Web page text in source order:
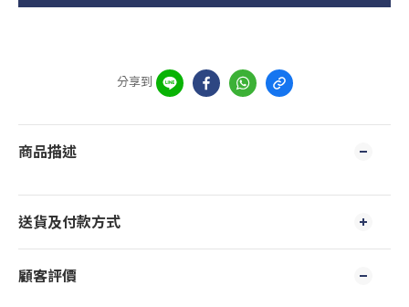
分享到
商品描述
送貨及付款方式
顧客評價